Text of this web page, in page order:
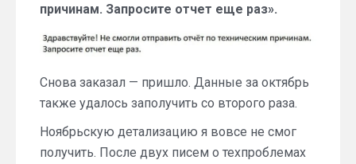
причинам. Запросите отчет еще раз».
Снова заказал — пришло. Данные за октябрь
также удалось заполучить со второго раза.
Ноябрьскую детализацию я вовсе не смог
получить. После двух писем о техпроблемах